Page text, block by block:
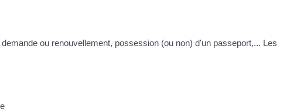
ou renouvellement, possession (ou non) d'un passeport,... Les